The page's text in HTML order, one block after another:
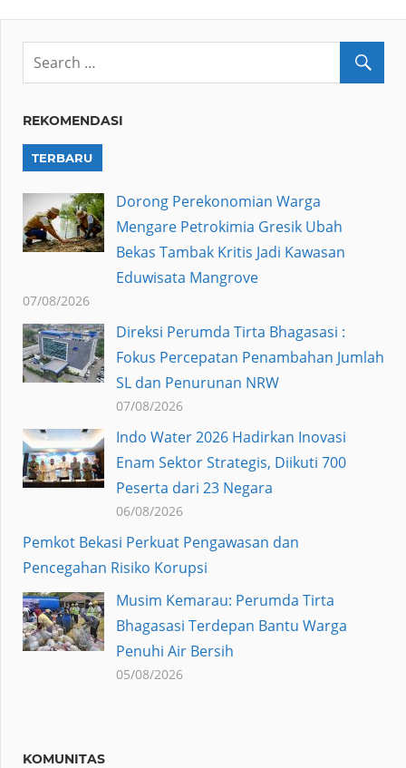
REKOMENDASI
TERBARU
Dorong Perekonomian Warga
Mengare Petrokimia Gresik Ubah
Bekas Tambak Kritis Jadi Kawasan
Eduwisata Mangrove
07/08/2026
Direksi Perumda Tirta Bhagasasi :
Fokus Percepatan Penambahan Jumlah
SL dan Penurunan NRW
07/08/2026
Indo Water 2026 Hadirkan Inovasi
Enam Sektor Strategis, Diikuti 700
Peserta dari 23 Negara
06/08/2026
Pemkot Bekasi Perkuat Pengawasan dan
Pencegahan Risiko Korupsi
Musim Kemarau: Perumda Tirta
Bhagasasi Terdepan Bantu Warga
Penuhi Air Bersih
05/08/2026
KOMUNITAS